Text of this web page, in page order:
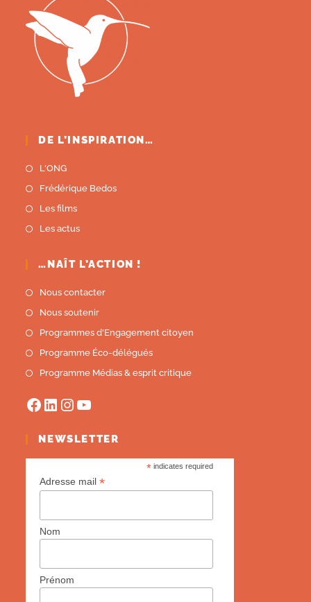
DE L’INSPIRATION…
L'ONG
Frédérique Bedos
Les films
Les actus
…NAÎT L’ACTION !
Nous contacter
Nous soutenir
Programmes d'Engagement citoyen
Programme Éco-délégués
Programme Médias & esprit critique
NEWSLETTER
* indicates required
Adresse mail*
Nom
Prénom